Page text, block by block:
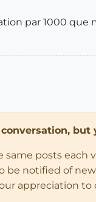
par 1000
but
posts each
notified of
appreciation